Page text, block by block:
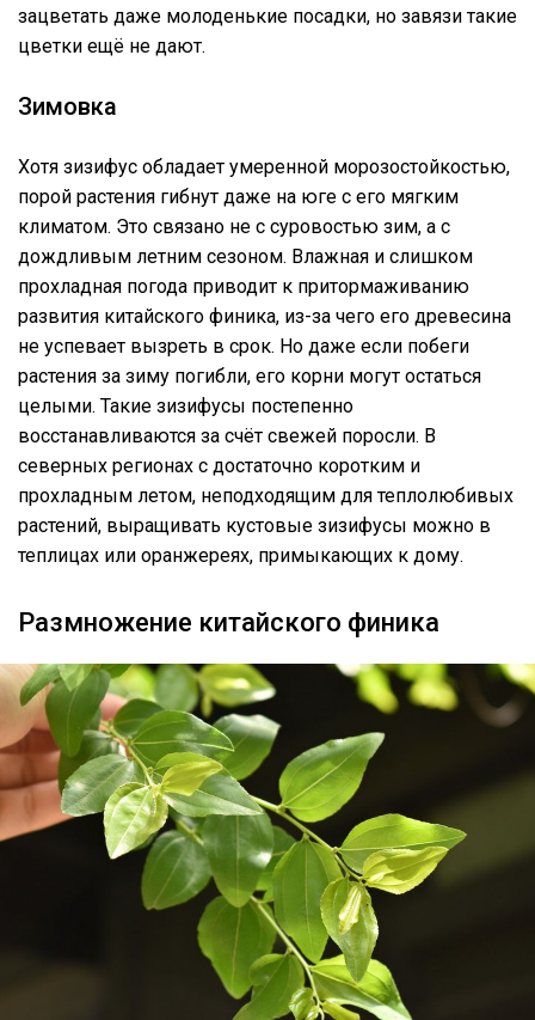
зацветать даже молоденькие посадки, но завязи такие
цветки ещё не дают.
Зимовка
Хотя зизифус обладает умеренной морозостойкостью,
порой растения гибнут даже на юге с его мягким
климатом. Это связано не с суровостью зим, а с
дождливым летним сезоном. Влажная и слишком
прохладная погода приводит к притормаживанию
развития китайского финика, из-за чего его древесина
не успевает вызреть в срок. Но даже если побеги
растения за зиму погибли, его корни могут остаться
целыми. Такие зизифусы постепенно
восстанавливаются за счёт свежей поросли. В
северных регионах с достаточно коротким и
прохладным летом, неподходящим для теплолюбивых
растений, выращивать кустовые зизифусы можно в
теплицах или оранжереях, примыкающих к дому.
Размножение китайского финика